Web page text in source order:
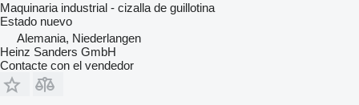
Maquinaria industrial - cizalla de guillotina
Estado nuevo
Alemania, Niederlangen
Heinz Sanders GmbH
Contacte con el vendedor